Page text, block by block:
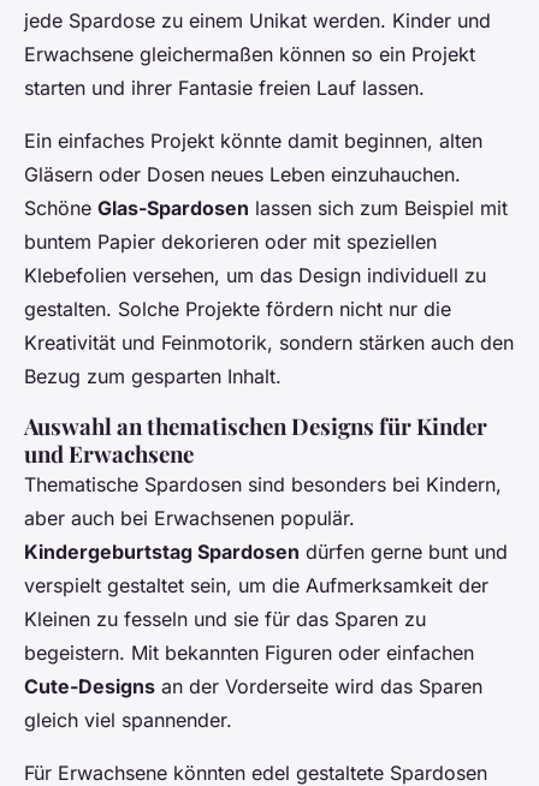
jede Spardose zu einem Unikat werden. Kinder und
Erwachsene gleichermaßen können so ein Projekt
starten und ihrer Fantasie freien Lauf lassen.
Ein einfaches Projekt könnte damit beginnen, alten
Gläsern oder Dosen neues Leben einzuhauchen.
Schöne Glas-Spardosen lassen sich zum Beispiel mit
buntem Papier dekorieren oder mit speziellen
Klebefolien versehen, um das Design individuell zu
gestalten. Solche Projekte fördern nicht nur die
Kreativität und Feinmotorik, sondern stärken auch den
Bezug zum gesparten Inhalt.
Auswahl an thematischen Designs für Kinder
und Erwachsene
Thematische Spardosen sind besonders bei Kindern,
aber auch bei Erwachsenen populär.
Kindergeburtstag Spardosen dürfen gerne bunt und
verspielt gestaltet sein, um die Aufmerksamkeit der
Kleinen zu fesseln und sie für das Sparen zu
begeistern. Mit bekannten Figuren oder einfachen
Cute-Designs an der Vorderseite wird das Sparen
gleich viel spannender.
Für Erwachsene könnten edel gestaltete Spardosen